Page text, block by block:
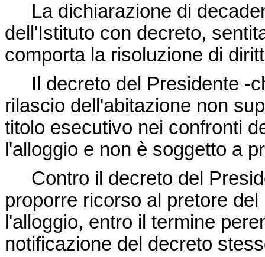
La dichiarazione di
dell'Istituto con decreto,
comporta la risoluzione di
Il decreto del Presidente -
rilascio dell'abitazione non
titolo esecutivo nei confronti
l'alloggio e non è soggetto a
Contro il decreto del
proporre ricorso al pretore
l'alloggio, entro il termine
notificazione del decreto